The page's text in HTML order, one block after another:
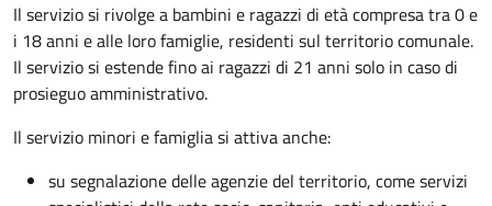
Il servizio si rivolge a bambini e ragazzi di età compresa tra 0 e
i 18 anni e alle loro famiglie, residenti sul territorio comunale.
Il servizio si estende fino ai ragazzi di 21 anni solo in caso di
prosieguo amministrativo.
Il servizio minori e famiglia si attiva anche:
su segnalazione delle agenzie del territorio, come servizi